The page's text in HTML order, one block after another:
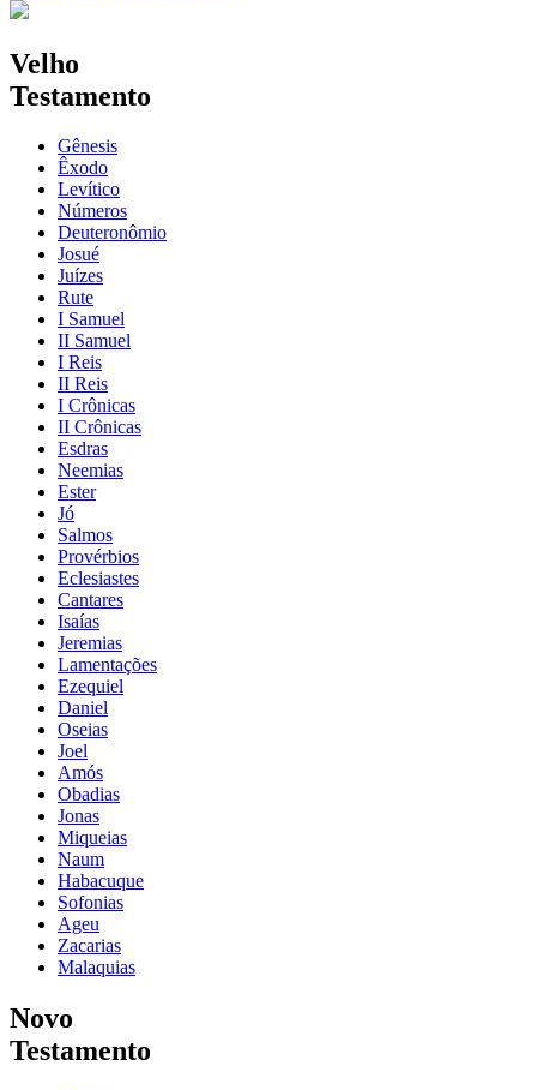
Velho
Testamento
Gênesis
Êxodo
Levítico
Números
Deuteronômio
Josué
Juízes
Rute
I Samuel
II Samuel
I Reis
II Reis
I Crônicas
II Crônicas
Esdras
Neemias
Ester
Jó
Salmos
Provérbios
Eclesiastes
Cantares
Isaías
Jeremias
Lamentações
Ezequiel
Daniel
Oseias
Joel
Amós
Obadias
Jonas
Miqueias
Naum
Habacuque
Sofonias
Ageu
Zacarias
Malaquias
Novo
Testamento